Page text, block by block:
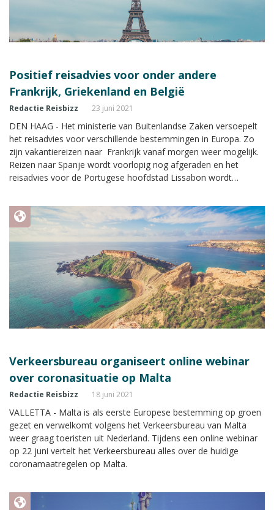
Positief reisadvies voor onder andere
Frankrijk, Griekenland en België
Redactie Reisbizz 23 juni 2021
DEN HAAG - Het ministerie van Buitenlandse Zaken versoepelt
het reisadvies voor verschillende bestemmingen in Europa. Zo
zijn vakantiereizen naar Frankrijk vanaf morgen weer mogelijk.
Reizen naar Spanje wordt voorlopig nog afgeraden en het
reisadvies voor de Portugese hoofdstad Lissabon wordt
Verkeersbureau organiseert online webinar
over coronasituatie op Malta
Redactie Reisbizz 18 juni 2021
VALLETTA - Malta is als eerste Europese bestemming op groen
gezet en verwelkomt volgens het Verkeersbureau van Malta
weer graag toeristen uit Nederland. Tijdens een online webinar
op 22 juni vertelt het Verkeersbureau alles over de huidige
coronamaatregelen op Malta.